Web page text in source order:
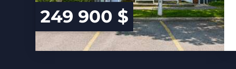
249 900 $